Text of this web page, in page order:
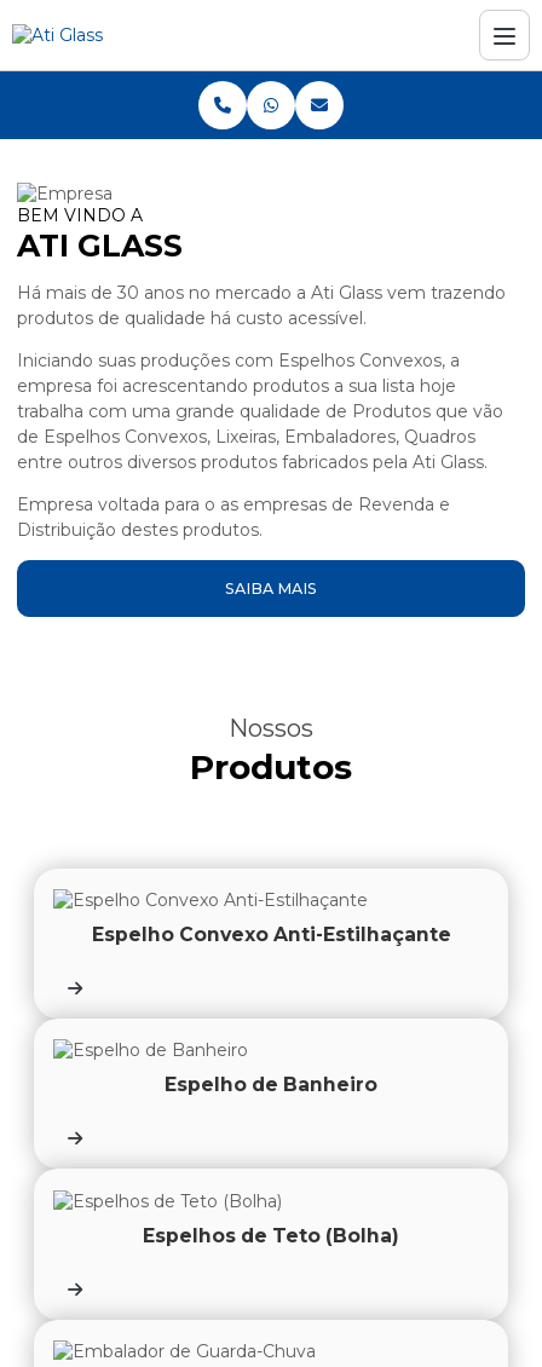
BEM VINDO A
ATI GLASS
Há mais de 30 anos no mercado a Ati Glass vem trazendo
produtos de qualidade há custo acessível.
Iniciando suas produções com Espelhos Convexos, a
empresa foi acrescentando produtos a sua lista hoje
trabalha com uma grande qualidade de Produtos que vão
de Espelhos Convexos, Lixeiras, Embaladores, Quadros
entre outros diversos produtos fabricados pela Ati Glass.
Empresa voltada para o as empresas de Revenda e
Distribuição destes produtos.
SAIBA MAIS
Nossos
Produtos
Espelho Convexo Anti-Estilhaçante
Espelho de Banheiro
Espelhos de Teto (Bolha)